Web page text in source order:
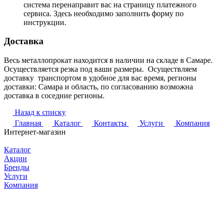
система перенаправит вас на страницу платежного
сервиса. Здесь необходимо заполнить форму по
инструкции.
Доставка
Весь металлопрокат находится в наличии на складе в Самаре.
Осуществляется резка под ваши размеры. Осуществляем
доставку транспортом в удобное для вас время, регионы
доставки: Самара и область, по согласованию возможна
доставка в соседние регионы.
Назад к списку
Главная
Каталог Контакты Услуги
Компания
Интернет-магазин
Каталог
Акции
Бренды
Услуги
Компания